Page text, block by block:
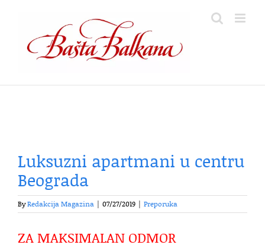
content
Luksuzni apartmani u centru
Beograda
ByRedakcija Magazina 07/27/2019 Preporuka
ZA MAKSIMALAN ODMOR